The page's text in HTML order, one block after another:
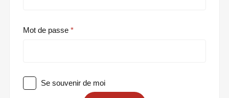
Mot de passe
Se souvenir de moi